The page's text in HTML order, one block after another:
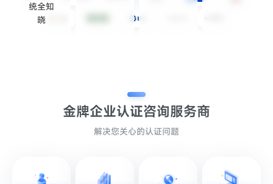
统全知
晓
金牌企业认证咨询服务商
解决您关心的认证问题